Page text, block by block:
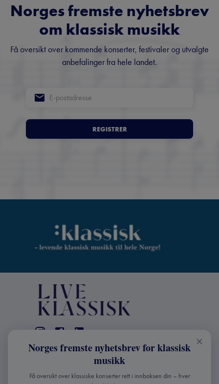
Norges fremste nyhetsbrev
om klassisk musikk
Få oversikt over kommende konserter, festivaler og utvalgte
anbefalinger fra hele landet.
REGISTRER
KONTAKT
Live Klassisk: +47 98670803
info@liveklassisk.no
Norges fremste nyhetsbrev for klassisk
musikk
Få oversikt over klassiske konserter rett i innboksen din – hver